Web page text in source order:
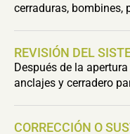
cerraduras, bombines,
REVISIÓN DEL
Después de la
anclajes y cerradero
CORRECCIÓN O